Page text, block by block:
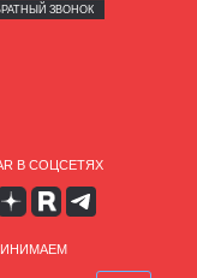
ЗВОНОК
В СОЦСЕТЯХ